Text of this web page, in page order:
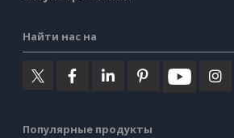
Найти нас на
Популярные продукты